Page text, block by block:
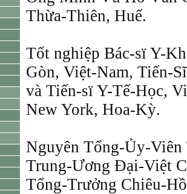
Thừa-Thiên, Huế.
Tốt nghiệp Bác-sï Y-
Gòn, Việt-Nam, Tiến-
và Tiến-sï Y-Tế-Học,
New York, Hoa-Kỳ.
Nguyên Tổng-Ủy-Viên
Trung-Ương Ðại-Việt
Tổng-Trưởng Chiêu-